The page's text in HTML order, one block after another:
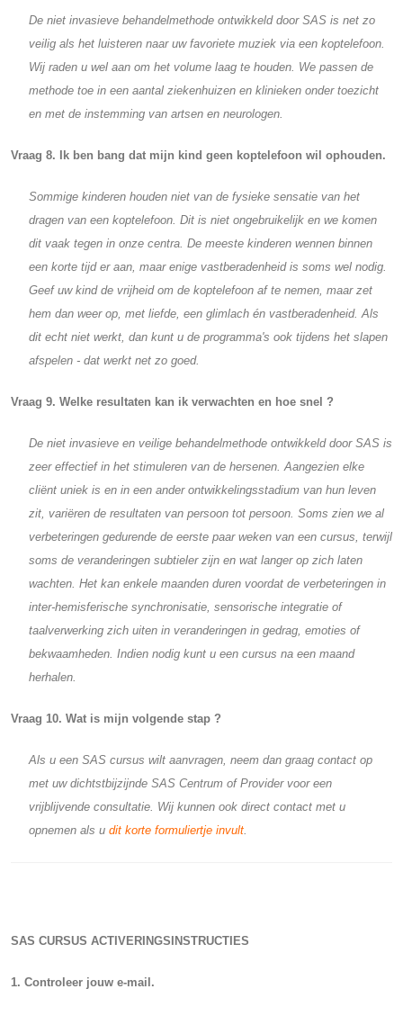
De niet invasieve behandelmethode ontwikkeld door SAS is net zo
veilig als het luisteren naar uw favoriete muziek via een koptelefoon.
Wij raden u wel aan om het volume laag te houden. We passen de
methode toe in een aantal ziekenhuizen en klinieken onder toezicht
en met de instemming van artsen en neurologen.
Vraag 8. Ik ben bang dat mijn kind geen koptelefoon wil ophouden.
Sommige kinderen houden niet van de fysieke sensatie van het
dragen van een koptelefoon. Dit is niet ongebruikelijk en we komen
dit vaak tegen in onze centra. De meeste kinderen wennen binnen
een korte tijd er aan, maar enige vastberadenheid is soms wel nodig.
Geef uw kind de vrijheid om de koptelefoon af te nemen, maar zet
hem dan weer op, met liefde, een glimlach én vastberadenheid. Als
dit echt niet werkt, dan kunt u de programma's ook tijdens het slapen
afspelen - dat werkt net zo goed.
Vraag 9. Welke resultaten kan ik verwachten en hoe snel ?
De niet invasieve en veilige behandelmethode ontwikkeld door SAS is
zeer effectief in het stimuleren van de hersenen. Aangezien elke
cliënt uniek is en in een ander ontwikkelingsstadium van hun leven
zit, variëren de resultaten van persoon tot persoon. Soms zien we al
verbeteringen gedurende de eerste paar weken van een cursus, terwijl
soms de veranderingen subtieler zijn en wat langer op zich laten
wachten. Het kan enkele maanden duren voordat de verbeteringen in
inter-hemisferische synchronisatie, sensorische integratie of
taalverwerking zich uiten in veranderingen in gedrag, emoties of
bekwaamheden. Indien nodig kunt u een cursus na een maand
herhalen.
Vraag 10. Wat is mijn volgende stap ?
Als u een SAS cursus wilt aanvragen, neem dan graag contact op
met uw dichtstbijzijnde SAS Centrum of Provider voor een
vrijblijvende consultatie. Wij kunnen ook direct contact met u
opnemen als u dit korte formuliertje invult.
SAS CURSUS ACTIVERINGSINSTRUCTIES
1. Controleer jouw e-mail.